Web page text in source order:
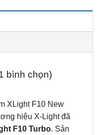
XLight F10 New
F10 Turbo. Sản
mang đến ánh
hứa hẹn sẽ trở